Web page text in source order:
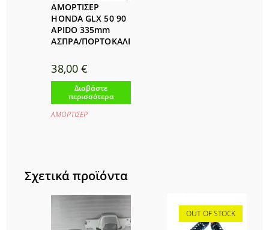
ΑΜΟΡΤΙΣΕΡ
HONDA GLX 50 90
APIDO 335mm
ΑΣΠΡΑ/ΠΟΡΤΟΚΑΛΙ
38,00€
Διαβάστε
περισσότερα
ΑΜΟΡΤΙΣΕΡ
Σχετικά προϊόντα
OUT OF STOCK